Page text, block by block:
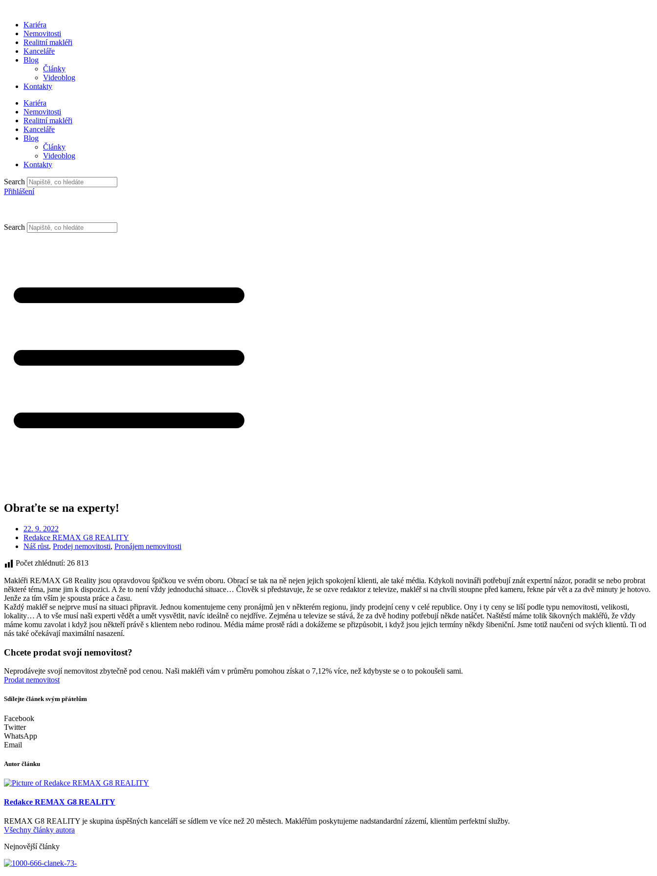
obsahuKariéra
Nemovitosti
Realitní makléři
Kanceláře
Blog
Články
Videoblog
Kontakty
Kariéra
Nemovitosti
Realitní makléři
Kanceláře
Blog
Články
Videoblog
Kontakty
Search
Přihlášení
Search
Obraťte se na experty!
22. 9. 2022
Redakce REMAX G8 REALITY
Náš růst, Prodej nemovitosti, Pronájem nemovitosti
Počet zhlédnutí: 26 813
Makléři RE/MAX G8 Reality jsou opravdovou špičkou ve svém oboru. Obrací se tak na ně nejen jejich spokojení klienti, ale také média. Kdykoli novináři potřebují znát expertní názor, poradit se nebo probrat
některé téma, jsme jim k dispozici. A že to není vždy jednoduchá situace… Člověk si představuje, že se ozve redaktor z televize, makléř si na chvíli stoupne před kameru, řekne pár vět a za dvě minuty je hotovo.
Jenže za tím vším je spousta práce a času.
Každý makléř se nejprve musí na situaci připravit. Jednou komentujeme ceny pronájmů jen v některém regionu, jindy prodejní ceny v celé republice. Ony i ty ceny se liší podle typu nemovitosti, velikosti,
lokality… A to vše musí naši experti vědět a umět vysvětlit, navíc ideálně co nejdříve. Zejména u televize se stává, že za dvě hodiny potřebují někde natáčet. Naštěstí máme tolik šikovných makléřů, že vždy
máme komu zavolat i když jsou někteří právě s klientem nebo rodinou. Média máme prostě rádi a dokážeme se přizpůsobit, i když jsou jejich termíny někdy šibeniční. Jsme totiž naučeni od svých klientů. Ti od
nás také očekávají maximální nasazení.
Chcete prodat svojí nemovitost?
Neprodávejte svojí nemovitost zbytečně pod cenou. Naši makléři vám v průměru pomohou získat o 7,12% více, než kdybyste se o to pokoušeli sami.
Prodat nemovitost
Sdílejte článek svým přátelům
Facebook
Twitter
WhatsApp
Email
Autor článku
Redakce REMAX G8 REALITY
REMAX G8 REALITY je skupina úspěšných kanceláří se sídlem ve více než 20 městech. Makléřům poskytujeme nadstandardní zázemí, klientům perfektní služby.
Všechny články autora
Nejnovější články